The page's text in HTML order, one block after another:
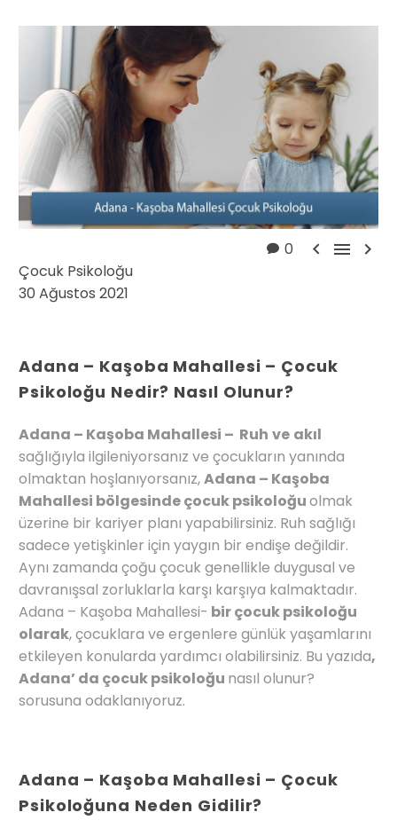
0   
Çocuk Psikoloğu
30 Ağustos 2021
Adana – Kaşoba Mahallesi – Çocuk
Psikoloğu Nedir? Nasıl Olunur?
Adana – Kaşoba Mahallesi – Ruh ve akıl
sağlığıyla ilgileniyorsanız ve çocukların yanında
olmaktan hoşlanıyorsanız,Adana – Kaşoba
Mahallesi bölgesinde çocuk psikoloğuolmak
üzerine bir kariyer planı yapabilirsiniz. Ruh sağlığı
sadece yetişkinler için yaygın bir endişe değildir.
Aynı zamanda çoğu çocuk genellikle duygusal ve
davranışsal zorluklarla karşı karşıya kalmaktadır.
Adana – Kaşoba Mahallesi- bir çocuk psikoloğu
olarak, çocuklara ve ergenlere günlük yaşamlarını
etkileyen konularda yardımcı olabilirsiniz. Bu yazıda,
Adana’ da çocuk psikoloğu nasıl olunur?
sorusuna odaklanıyoruz.
Adana – Kaşoba Mahallesi – Çocuk
Psikoloğuna Neden Gidilir?